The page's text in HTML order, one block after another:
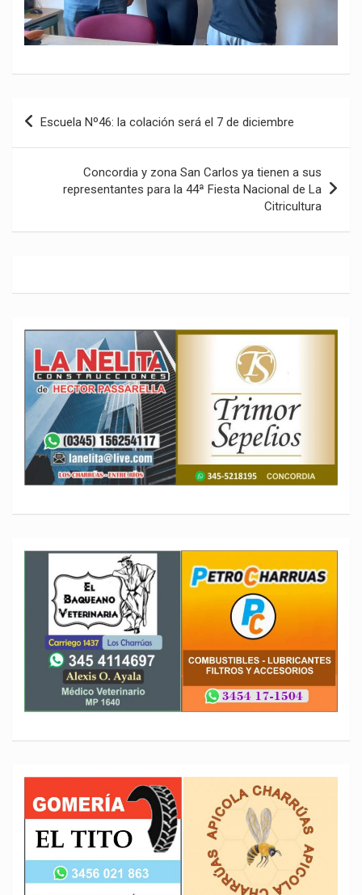
Navegación
de
Escuela Nº46: la colación será el 7 de diciembre
Concordia y zona San Carlos ya tienen a sus
representantes para la 44ª Fiesta Nacional de La
Citricultura